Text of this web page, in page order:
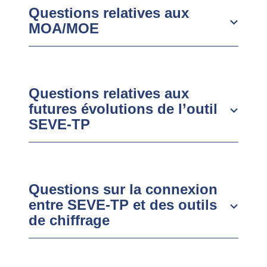
Questions relatives aux
MOA/MOE
Questions relatives aux
futures évolutions de l’outil
SEVE-TP
Questions sur la connexion
entre SEVE-TP et des outils
de chiffrage